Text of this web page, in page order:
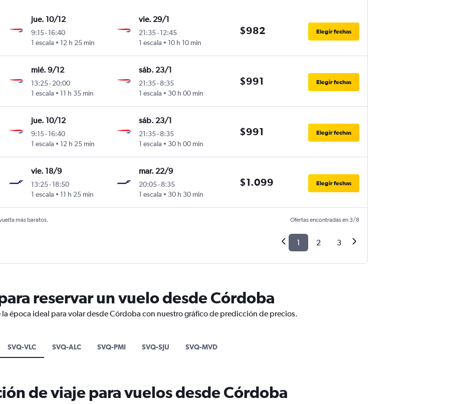
jue. 10/12
9:15-16:40
1 escala
12 h 25 min
vie. 29/1
21:35-12:45
1 escala
10 h 10 min
$982 Elegir fechas
mié. 9/12
13:25-20:00
1 escala
11 h 35 min
sáb. 23/1
21:35-8:35
1 escala
30 h 00 min
$991 Elegir fechas
jue. 10/12
9:15-16:40
1 escala
12 h 25 min
sáb. 23/1
21:35-8:35
1 escala
30 h 00 min
$991 Elegir fechas
vie. 18/9
13:25-18:50
1 escala
11 h 25 min
mar. 22/9
20:05-8:35
1 escala
30 h 30 min
$1.099 Elegir fechas
más baratos. Ofertas encontradas en 3/8
1 2 3
reservar un vuelo desde Córdoba
época ideal para volar desde Córdoba con nuestro gráfico de predicción de precios.
SVQ-VLC SVQ-ALC SVQ-PMI SVQ-SJU SVQ-MVD
de viaje para vuelos desde Córdoba